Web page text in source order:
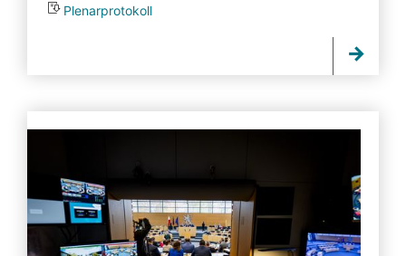
Plenarprotokoll